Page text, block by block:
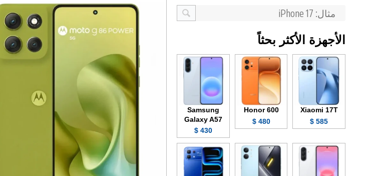
الأجهزة الأكثر بحثاً
Xiaomi 17T
585 $
Honor 600
480 $
Samsung
Galaxy A57
430 $